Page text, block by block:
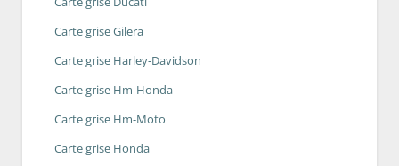
Carte grise Gilera
Carte grise Harley-Davidson
Carte grise Hm-Honda
Carte grise Hm-Moto
Carte grise Honda